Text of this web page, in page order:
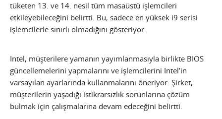
tüketen 13. ve 14. nesil tüm masaüstü işlemcileri
etkileyebileceğini belirtti. Bu, sadece en yüksek i9 serisi
işlemcilerle sınırlı olmadığını gösteriyor.
Intel, müşterilere yamanın yayımlanmasıyla birlikte BIOS
güncellemelerini yapmalarını ve işlemcilerini Intel’in
varsayılan ayarlarında kullanmalarını öneriyor. Şirket,
müşterilerin yaşadığı istikrarsızlık sorunlarına çözüm
bulmak için çalışmalarına devam edeceğini belirtti.